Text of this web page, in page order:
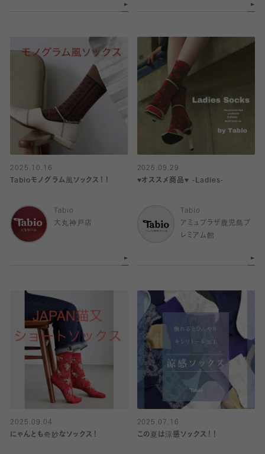
2025.10.16
Tabioモノグラム風ソックス！！
Tabio
大丸神戸店
2025.09.29
♥️オススメ商品♥️ -Ladies-
Tabio
アミュプラザ鹿児島プ
レミアム館
2025.09.04
にゃんとも奇妙なソックス！
2025.07.16
この夏は涼感ソックス！！